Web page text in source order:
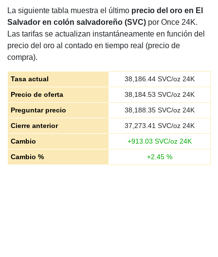
La siguiente tabla muestra el último precio del oro en El
Salvador en colón salvadoreño (SVC) por Once 24K.
Las tarifas se actualizan instantáneamente en función del
precio del oro al contado en tiempo real (precio de
compra).
Tasa actual 38,186.44 SVC/oz 24K
Precio de oferta
38,184.53 SVC/oz 24K
Preguntar precio
38,188.35 SVC/oz 24K
Cierre anterior
37,273.41 SVC/oz 24K
Cambio
+913.03 SVC/oz 24K
Cambio %
+2.45 %